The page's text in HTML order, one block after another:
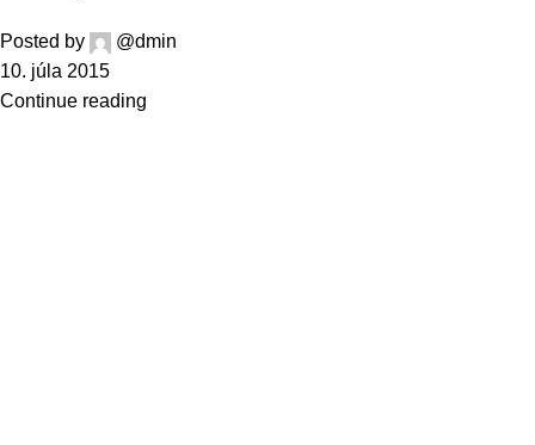
Posted by
@dmin
10. júla 2015
Continue reading